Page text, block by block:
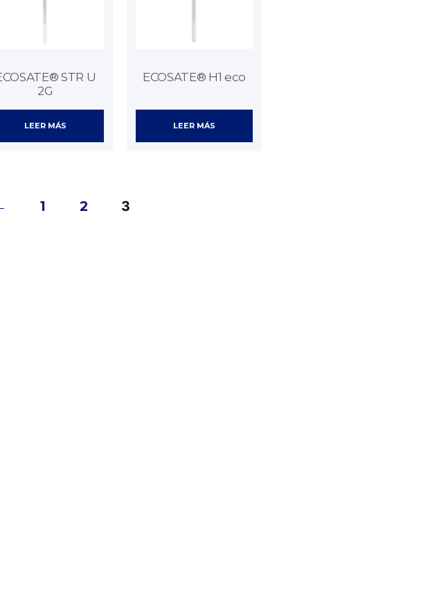
STR U
2G
LEER MÁS
ECOSATE® H1 eco
LEER MÁS
1 2 3